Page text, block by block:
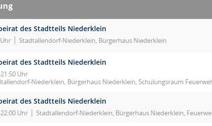
des Stadtteils Niederklein
Stadtallendorf-Niederklein, Bürgerhaus Niederklein
des Stadtteils Niederklein
Uhr
Niederklein, Bürgerhaus Niederklein, Schulungsraum
des Stadtteils Niederklein
Uhr Stadtallendorf-Niederklein, Bürgerhaus Niederklein,